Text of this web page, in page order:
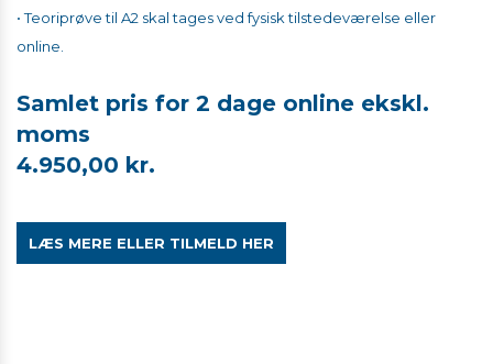
• Teoriprøve til A2 skal tages ved fysisk tilstedeværelse eller
online.
​​​​​​Samlet pris for 2 dage online ekskl.
moms
4.950,00 kr.
LÆS MERE ELLER TILMELD HER